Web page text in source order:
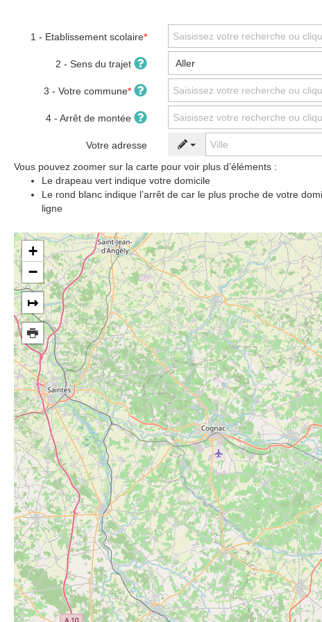
1 - Etablissement scolaire*
2 - Sens du trajet
3 - Votre commune*
4 - Arrêt de montée
Votre adresse
Vous pouvez zoomer sur la carte pour voir plus d’éléments :
Le drapeau vert indique votre domicile
Le rond blanc indique l’arrêt de car le plus proche de votre
ligne
+
−
↦